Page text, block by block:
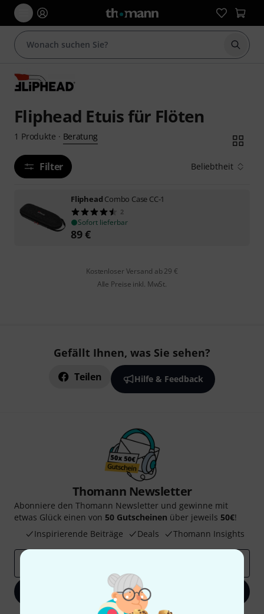
Suche
Fliphead Etuis für Flöten
1 Produkte · Beratung
Filter Beliebtheit
Fliphead Combo Case CC-1
2
Sofort lieferbar
89€
Kostenloser Versand ab 29 €
Alle Preise inkl. MwSt.
Gefällt Ihnen, was Sie sehen?
Teilen Hilfe & Feedback
Thomann Newsletter
Abonniere den Thomann Newsletter und gewinne mit
etwas Glück einen von 50 Gutscheinen über jeweils 50€!
Inspirierende Beiträge
Deals Thomann Insights
Jetzt anmelden